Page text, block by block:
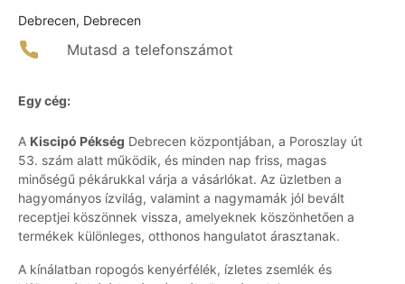
Debrecen, Debrecen
Mutasd a telefonszámot
Egy cég:
A Kiscipó Pékség Debrecen központjában, a Poroszlay út
53. szám alatt működik, és minden nap friss, magas
minőségű pékárukkal várja a vásárlókat. Az üzletben a
hagyományos ízvilág, valamint a nagymamák jól bevált
receptjei köszönnek vissza, amelyeknek köszönhetően a
termékek különleges, otthonos hangulatot árasztanak.
A kínálatban ropogós kenyérfélék, ízletes zsemlék és